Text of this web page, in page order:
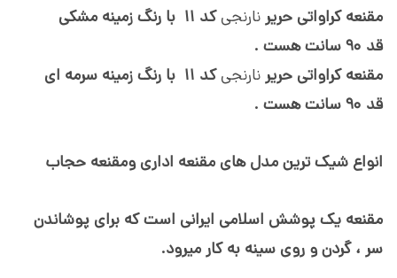
مقنعه کراواتی حریر نارنجیکد 11
با رنگ زمینه مشکی
قد
مقنعه کراواتی حریر نارنجیکد 11
با رنگ زمینه سرمه ای
قد
انواع شیک ترین مدل های مقنعه اداری ومقنعه حجاب
مقنعه یک پوشش اسلامی ایرانی است که برای پوشاندن
سر ، گردن و روی سینه به کار میرود.